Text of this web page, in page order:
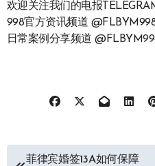
欢迎关注我们的电报
998官方资讯频道
日常案例分享频道
菲律宾婚签13A如何保障